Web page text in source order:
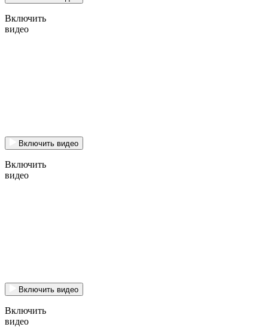
Включить
видео
Включить видео
Включить
видео
Включить видео
Включить
видео